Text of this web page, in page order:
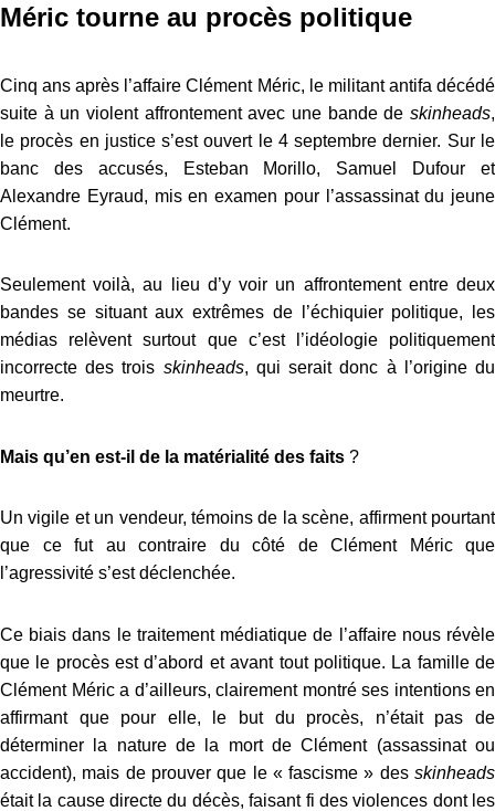
Méric tourne au procès politique
Cinq ans après l’affaire Clément Méric, le militant antifa décédé
suite à un violent affrontement avec une bande de skinheads,
le procès en justice s’est ouvert le 4 septembre dernier. Sur le
banc des accusés, Esteban Morillo, Samuel Dufour et
Alexandre Eyraud, mis en examen pour l’assassinat du jeune
Clément.
Seulement voilà, au lieu d’y voir un affrontement entre deux
bandes se situant aux extrêmes de l’échiquier politique, les
médias relèvent surtout que c’est l’idéologie politiquement
incorrecte des trois skinheads, qui serait donc à l’origine du
meurtre.
Mais qu’en est-il de la matérialité des faits ?
Un vigile et un vendeur, témoins de la scène, affirment pourtant
que ce fut au contraire du côté de Clément Méric que
l’agressivité s’est déclenchée.
Ce biais dans le traitement médiatique de l’affaire nous révèle
que le procès est d’abord et avant tout politique. La famille de
Clément Méric a d’ailleurs, clairement montré ses intentions en
affirmant que pour elle, le but du procès, n’était pas de
déterminer la nature de la mort de Clément (assassinat ou
accident), mais de prouver que le « fascisme » des skinheads
était la cause directe du décès, faisant fi des violences dont les